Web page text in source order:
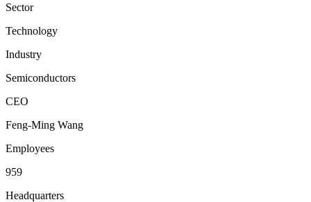
Sector
Technology
Industry
Semiconductors
CEO
Feng-Ming Wang
Employees
959
Headquarters